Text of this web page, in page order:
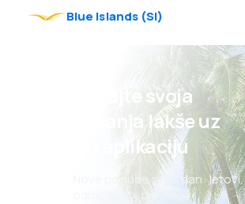
Blue Islands(SI)
Planirajte svoja
putovanja lakše uz
našu aplikaciju
Nove ponude svaki dan: letovi,
odmori, city break-ovi